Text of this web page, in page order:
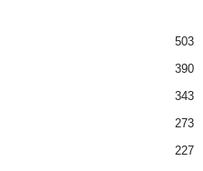
503
390
343
273
227